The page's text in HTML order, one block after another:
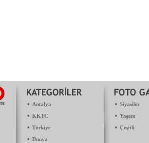
• Antalya
• KKTC
• Türkiye
• Dünya
• Siyasiler
• Yaşam
• Çeşitli